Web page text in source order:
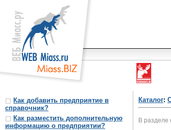
Как добавить предприятие в
справочник?
Как разместить дополнительную
информацию о предприятии?
Каталог:
В разделе